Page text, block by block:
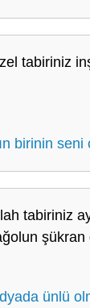
tabiriniz
birinin seni
tabiriniz
şükran
ünlü